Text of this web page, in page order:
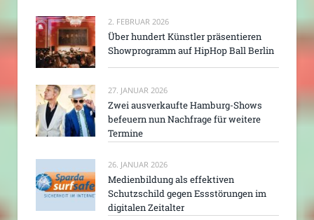
2. FEBRUAR 2026
Über hundert Künstler präsentieren
Showprogramm auf HipHop Ball Berlin
27. JANUAR 2026
Zwei ausverkaufte Hamburg-Shows
befeuern nun Nachfrage für weitere
Termine
26. JANUAR 2026
Medienbildung als effektiven
Schutzschild gegen Essstörungen im
digitalen Zeitalter